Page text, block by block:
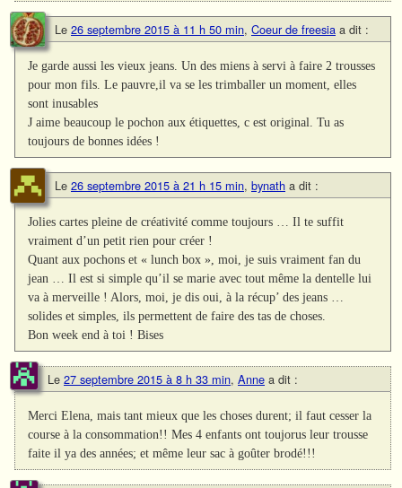
Le 26 septembre 2015 à 11 h 50 min, Coeur de freesia a dit :
Je garde aussi les vieux jeans. Un des miens à servi à faire 2 trousses
pour mon fils. Le pauvre,il va se les trimballer un moment, elles
sont inusables
J aime beaucoup le pochon aux étiquettes, c est original. Tu as
toujours de bonnes idées !
Le 26 septembre 2015 à 21 h 15 min, bynath a dit :
Jolies cartes pleine de créativité comme toujours … Il te suffit
vraiment d’un petit rien pour créer !
Quant aux pochons et « lunch box », moi, je suis vraiment fan du
jean … Il est si simple qu’il se marie avec tout même la dentelle lui
va à merveille ! Alors, moi, je dis oui, à la récup’ des jeans …
solides et simples, ils permettent de faire des tas de choses.
Bon week end à toi ! Bises
Le 27 septembre 2015 à 8 h 33 min, Anne a dit :
Merci Elena, mais tant mieux que les choses durent; il faut cesser la
course à la consommation!! Mes 4 enfants ont toujorus leur trousse
faite il ya des années; et même leur sac à goûter brodé!!!